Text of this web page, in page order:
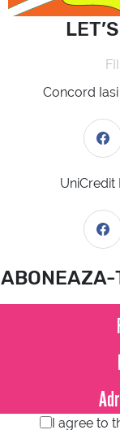
Concord
UniCredit
ABONEAZA-
I agree to